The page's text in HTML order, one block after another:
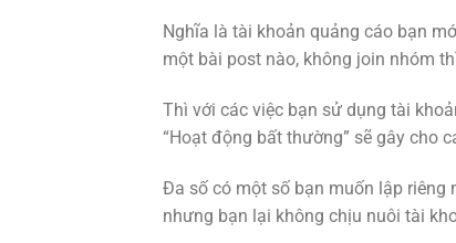
Nghĩa là tài khoản quảng cáo bạn
một bài post nào, không join nhóm
Thì với các việc bạn sử dụng tài
“Hoạt động bất thường” sẽ gây cho
Đa số có một số bạn muốn lập riêng
nhưng bạn lại không chịu nuôi tài